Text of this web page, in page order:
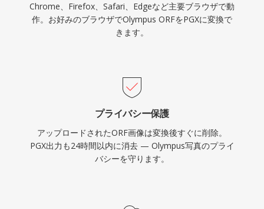
Chrome、Firefox、Safari、Edgeなど主要ブラウザで動
作。お好みのブラウザでOlympus ORFをPGXに変換で
きます。
プライバシー保護
アップロードされたORF画像は変換後すぐに削除。
PGX出力も24時間以内に消去 — Olympus写真のプライ
バシーを守ります。